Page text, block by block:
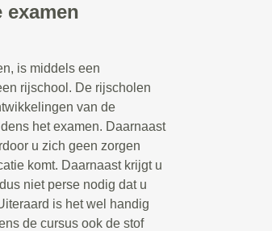
examen
is middels een
rijschool. De rijscholen
van de
het examen. Daarnaast
u zich geen zorgen
komt. Daarnaast krijgt u
niet perse nodig dat u
is het wel handig
de cursus ook de stof